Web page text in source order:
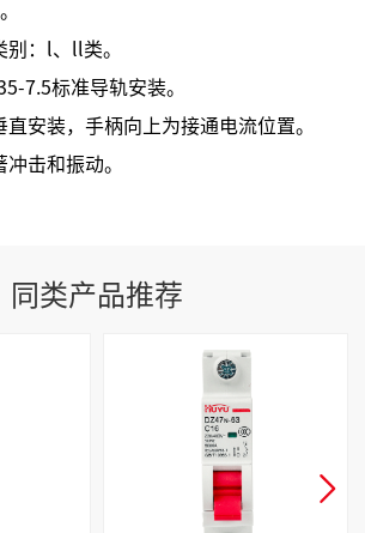
别：l、ll类。
7.5标准导轨安装。
安装，手柄向上为接通电流位置。
击和振动。
同类产品推荐
